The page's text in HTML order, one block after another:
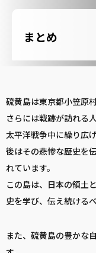
まとめ
硫黄島は東京都小笠原
さらには戦跡が訪れる
太平洋戦争中に繰り広
後はその悲惨な歴史を
れています。
この島は、日本の領土
史を学び、伝え続ける
また、硫黄島の豊かな